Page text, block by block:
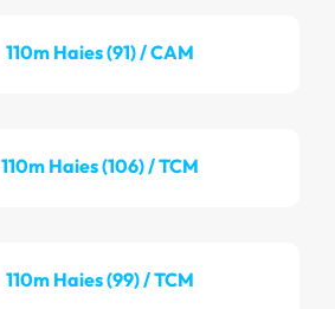
110m Haies (91) / CAM
110m Haies (106) / TCM
110m Haies (99) / TCM